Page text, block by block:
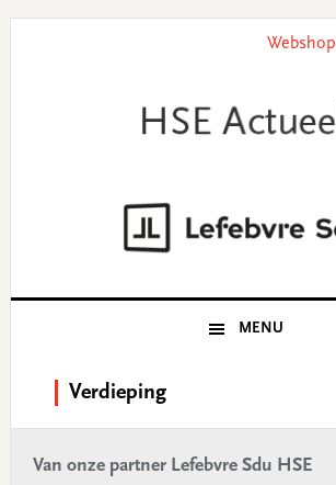
Webshop
MENU
Verdieping
Van onze partner Lefebvre Sdu HSE